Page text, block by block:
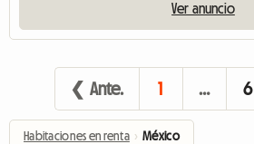
Ver anuncio
❮ Ante. 1 … 6
Habitaciones en renta › México